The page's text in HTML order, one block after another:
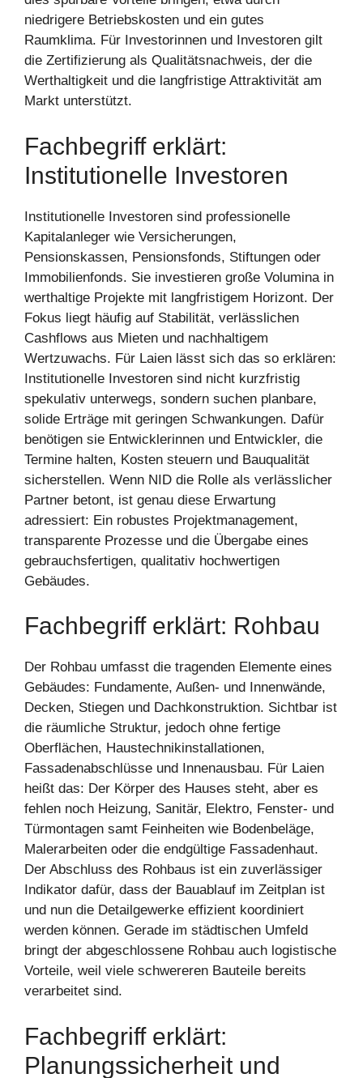
niedrigere Betriebskosten und ein gutes
Raumklima. Für Investorinnen und Investoren gilt
die Zertifizierung als Qualitätsnachweis, der die
Werthaltigkeit und die langfristige Attraktivität am
Markt unterstützt.
Fachbegriff erklärt:
Institutionelle Investoren
Institutionelle Investoren sind professionelle
Kapitalanleger wie Versicherungen,
Pensionskassen, Pensionsfonds, Stiftungen oder
Immobilienfonds. Sie investieren große Volumina in
werthaltige Projekte mit langfristigem Horizont. Der
Fokus liegt häufig auf Stabilität, verlässlichen
Cashflows aus Mieten und nachhaltigem
Wertzuwachs. Für Laien lässt sich das so erklären:
Institutionelle Investoren sind nicht kurzfristig
spekulativ unterwegs, sondern suchen planbare,
solide Erträge mit geringen Schwankungen. Dafür
benötigen sie Entwicklerinnen und Entwickler, die
Termine halten, Kosten steuern und Bauqualität
sicherstellen. Wenn NID die Rolle als verlässlicher
Partner betont, ist genau diese Erwartung
adressiert: Ein robustes Projektmanagement,
transparente Prozesse und die Übergabe eines
gebrauchsfertigen, qualitativ hochwertigen
Gebäudes.
Fachbegriff erklärt: Rohbau
Der Rohbau umfasst die tragenden Elemente eines
Gebäudes: Fundamente, Außen- und Innenwände,
Decken, Stiegen und Dachkonstruktion. Sichtbar ist
die räumliche Struktur, jedoch ohne fertige
Oberflächen, Haustechnikinstallationen,
Fassadenabschlüsse und Innenausbau. Für Laien
heißt das: Der Körper des Hauses steht, aber es
fehlen noch Heizung, Sanitär, Elektro, Fenster- und
Türmontagen samt Feinheiten wie Bodenbeläge,
Malerarbeiten oder die endgültige Fassadenhaut.
Der Abschluss des Rohbaus ist ein zuverlässiger
Indikator dafür, dass der Bauablauf im Zeitplan ist
und nun die Detailgewerke effizient koordiniert
werden können. Gerade im städtischen Umfeld
bringt der abgeschlossene Rohbau auch logistische
Vorteile, weil viele schwereren Bauteile bereits
verarbeitet sind.
Fachbegriff erklärt:
Planungssicherheit und